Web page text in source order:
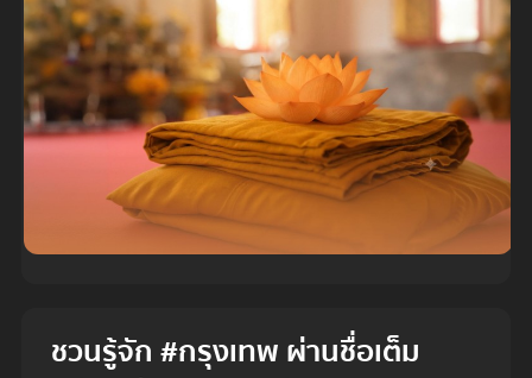
ชวนรู้จัก #กรุงเทพ ผ่านชื่อเต็ม